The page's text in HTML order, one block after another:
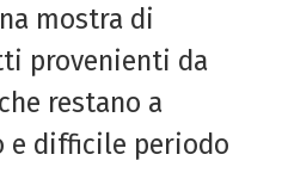
mostra di
provenienti da
restano a
e difficile periodo